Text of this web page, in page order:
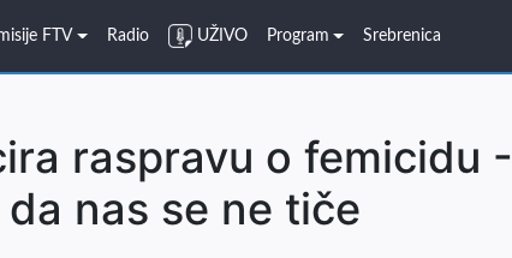
FTV Radio UŽIVO Program Srebrenica
raspravu o femicidu -
nas se ne tiče